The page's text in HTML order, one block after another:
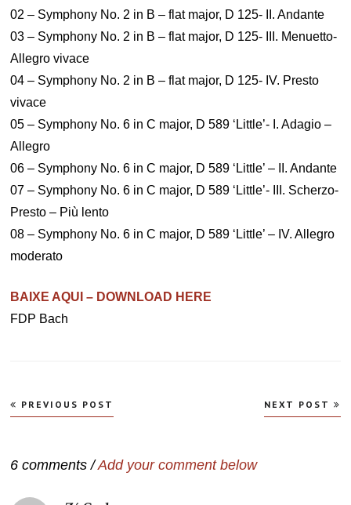
02 – Symphony No. 2 in B – flat major, D 125- II. Andante
03 – Symphony No. 2 in B – flat major, D 125- III. Menuetto-
Allegro vivace
04 – Symphony No. 2 in B – flat major, D 125- IV. Presto
vivace
05 – Symphony No. 6 in C major, D 589 ‘Little’- I. Adagio –
Allegro
06 – Symphony No. 6 in C major, D 589 ‘Little’ – II. Andante
07 – Symphony No. 6 in C major, D 589 ‘Little’- III. Scherzo-
Presto – Più lento
08 – Symphony No. 6 in C major, D 589 ‘Little’ – IV. Allegro
moderato
BAIXE AQUI – DOWNLOAD HERE
FDP Bach
Navegação
de
PREVIOUS POST NEXT POST
6 comments /Add your comment below